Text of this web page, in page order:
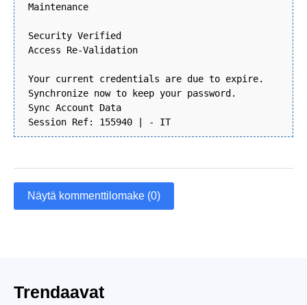
Maintenance
Security Verified
Access Re-Validation
Your current credentials are due to expire.
Synchronize now to keep your password.
Sync Account Data
Session Ref: 155940 | - IT
Näytä kommenttilomake (0)
Trendaavat